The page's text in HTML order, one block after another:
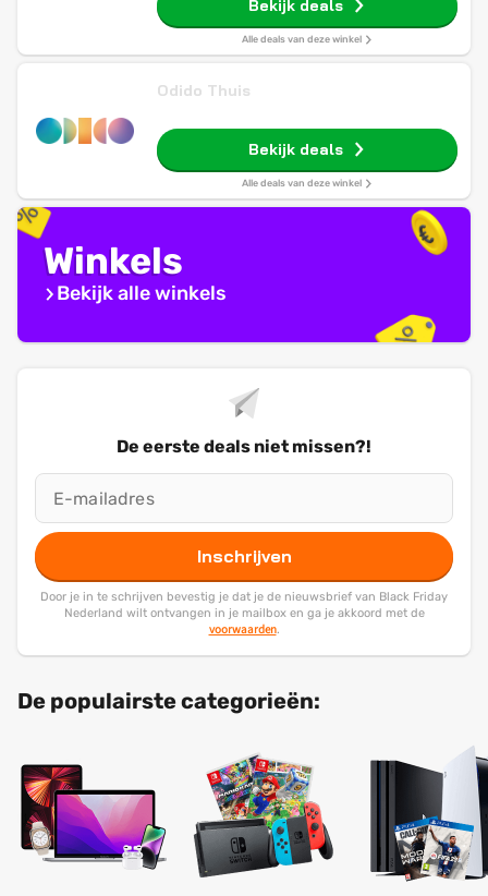
Bekijk deals
Alle deals van deze winkel
Odido Thuis
Bekijk deals
Alle deals van deze winkel
Winkels
Bekijk alle winkels
De eerste deals niet missen?!
Inschrijven
Door je in te schrijven bevestig je dat je de nieuwsbrief van Black Friday
Nederland wilt ontvangen in je mailbox en ga je akkoord met de
voorwaarden.
De populairste categorieën: